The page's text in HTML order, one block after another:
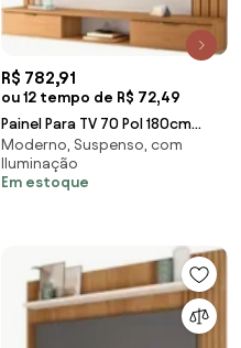
R$ 782,91
ou 12 tempo de R$ 72,49
Painel Para TV 70 Pol 180cm
Ripado 2 Portas Solle H01 Off
White/Cinamo
Moderno, Suspenso, com
Iluminação
Em estoque